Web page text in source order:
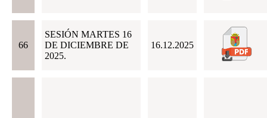
66
SESIÓN MARTES 16
DE DICIEMBRE DE
2025.
16.12.2025